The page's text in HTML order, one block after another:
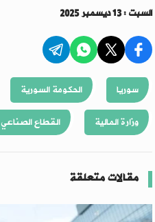
السبت : 13 ديسمبر 2025
سوريا الحكومة السورية
وزارة المالية
القطاع الصناعي
مقالات متعلقة